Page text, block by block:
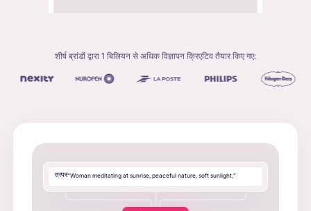
शीर्ष ब्रांडों द्वारा 1 बिलियन से अधिक विज्ञापन क्रिएटिव तैयार किए गए:
तत्पर“Woman meditating at sunrise, peaceful nature, soft sunlight,”